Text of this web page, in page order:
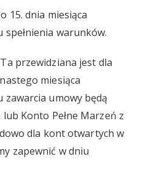
15. dnia miesiąca
warunków.
przewidziana jest dla
miesiąca
zawarcia umowy będą
Konto Pełne Marzeń z
dla kont otwartych w
zapewnić w dniu